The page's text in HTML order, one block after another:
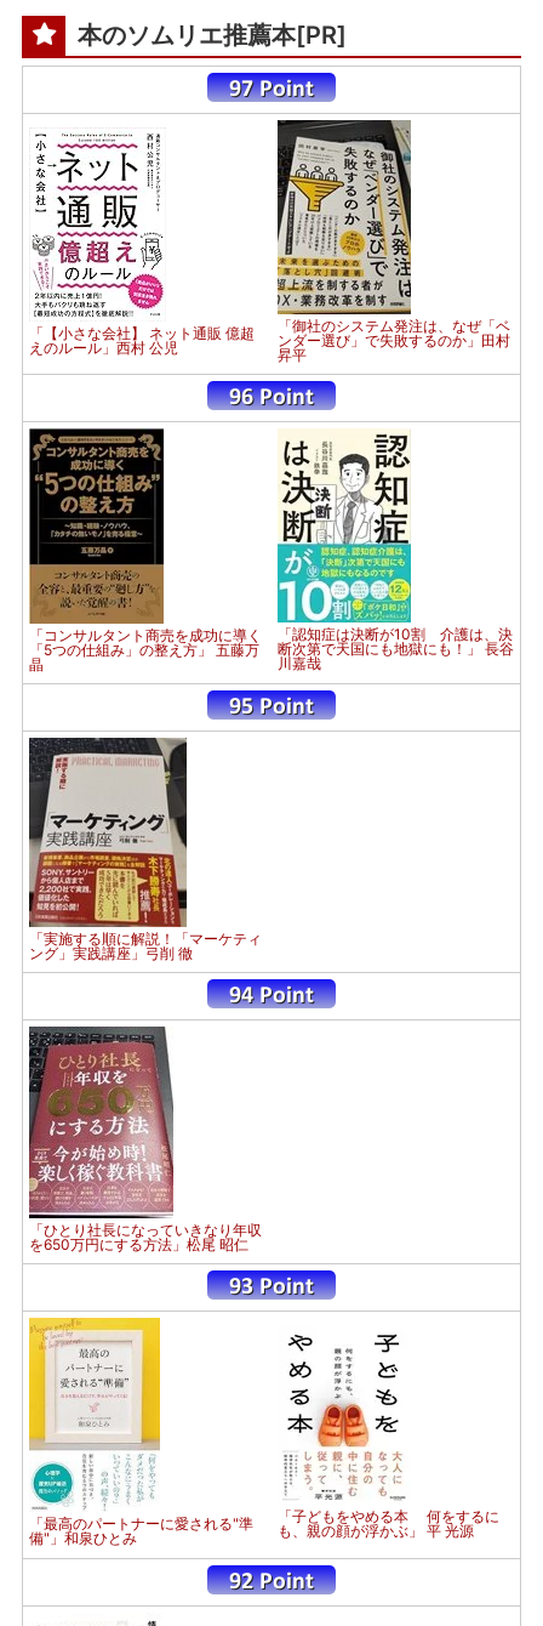
本のソムリエ推薦本[PR]
「【小さな会社】 ネット通販 億超
えのルール」西村 公児
「御社のシステム発注は、なぜ「ベ
ンダー選び」で失敗するのか」田村
昇平
「コンサルタント商売を成功に導く
「5つの仕組み」の整え方」 五藤万
晶
「認知症は決断が10割 介護は、決
断次第で天国にも地獄にも！」 長谷
川嘉哉
「実施する順に解説！「マーケティ
ング」実践講座」弓削 徹
「ひとり社長になっていきなり年収
を650万円にする方法」松尾 昭仁
「最高のパートナーに愛される"準
備"」和泉ひとみ
「子どもをやめる本 何をするに
も、親の顔が浮かぶ」 平 光源